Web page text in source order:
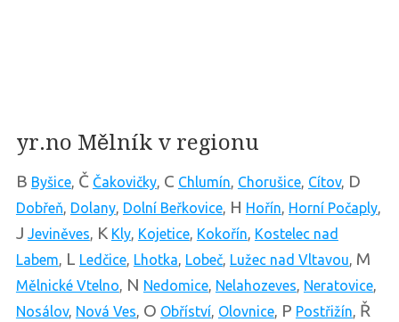
yr.no Mělník v regionu
B Byšice, Č Čakovičky, C Chlumín, Chorušice, Cítov, D
Dobřeň, Dolany, Dolní Beřkovice, H Hořín, Horní Počaply,
J Jeviněves, K Kly, Kojetice, Kokořín, Kostelec nad
Labem, L Ledčice, Lhotka, Lobeč, Lužec nad Vltavou, M
Mělnické Vtelno, N Nedomice, Nelahozeves, Neratovice,
Nosálov, Nová Ves, O Obříství, Olovnice, P Postřižín, Ř